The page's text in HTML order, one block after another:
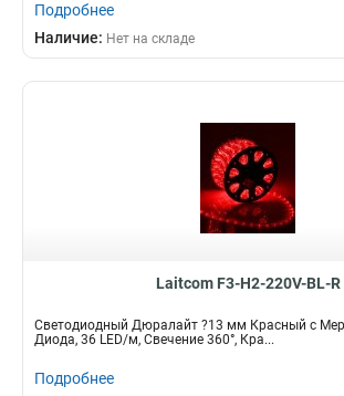
Подробнее
Наличие: Нет на складе
Laitcom F3-H2-220V-BL-R
Светодиодный Дюралайт ?13 мм Красный с
Диода, 36 LED/м, Свечение 360°, Кра...
Подробнее